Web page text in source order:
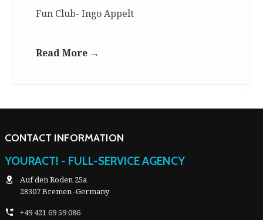
Fun Club- Ingo Appelt
Read More →
CONTACT INFORMATION
YOURACT! - FULL-SERVICE AGENCY
Auf den Roden 25a
28307 Bremen -Germany
+49 421 69 59 086